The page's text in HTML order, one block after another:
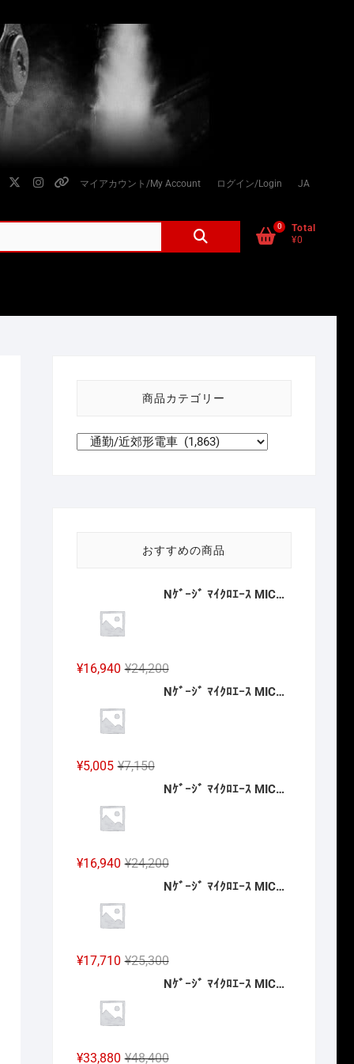
twitter
instagram
個
情
り
マイアカウント/My Account ログイン/Login JA
0
Total
¥0
商品カテゴリー
おすすめの商品
Nｹﾞｰｼﾞ ﾏｲｸﾛｴｰｽ MICROACE A6883 南海20000系 特急こうや号 昇圧後 4両セット 2027年予定
¥24,200元
の
で
¥16,940
現
在
¥16,940
Nｹﾞｰｼﾞ ﾏｲｸﾛｴｰｽ MICROACE A8388 MA`ｓチョイス JR九州 キハ186-1016 2027年予定
¥7,150元
の
¥7,150
で
¥5,005
現
在
は
¥5,005
Nｹﾞｰｼﾞ ﾏｲｸﾛｴｰｽ MICROACE A6882 南海20000系 特急こうや号 登場時 4両セット 2027年予定
¥24,200元
の
¥24,200
で
¥16,940
現
在
は
¥16,940
Nｹﾞｰｼﾞ ﾏｲｸﾛｴｰｽ MICROACE A5823 E751系 特急「スーパーつがる」4両セット 2027年予定
¥25,300元
の
¥25,300
¥17,710
現
在
は
Nｹﾞｰｼﾞ ﾏｲｸﾛｴｰｽ MICROACE A2262 伊豆急2100系 5次車「アルファ・リゾート21」登場時 8両セット 2027年予定
¥48,400元
¥33,880
現